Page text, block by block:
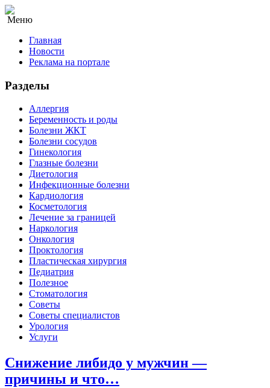
Меню
Главная
Новости
Реклама на портале
Разделы
Аллергия
Беременность и роды
Болезни ЖКТ
Болезни сосудов
Гинекология
Глазные болезни
Диетология
Инфекционные болезни
Кардиология
Косметология
Лечение за границей
Наркология
Онкология
Проктология
Пластическая хирургия
Педиатрия
Полезное
Стоматология
Советы
Советы специалистов
Урология
Услуги
Снижение либидо у мужчин —
причины и что…